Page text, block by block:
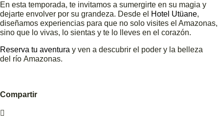
En esta temporada, te invitamos a sumergirte en su magia y
dejarte envolver por su grandeza. Desde el Hotel Utüane,
diseñamos experiencias para que no solo visites el Amazonas,
sino que lo vivas, lo sientas y te lo lleves en el corazón.
Reserva tu aventura y ven a descubrir el poder y la belleza
del río Amazonas.
Compartir